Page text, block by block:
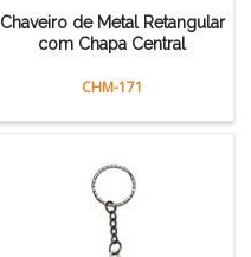
Chaveiro de Metal Retangular
com Chapa Central
CHM-171